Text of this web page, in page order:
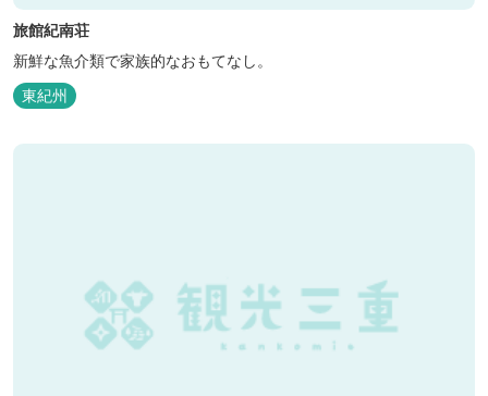
旅館紀南荘
新鮮な魚介類で家族的なおもてなし。
東紀州